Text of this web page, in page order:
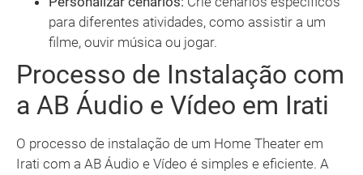
para diferentes atividades, como assistir a um
filme, ouvir música ou jogar.
Processo de Instalação com
a AB Áudio e Vídeo em Irati
O processo de instalação de um Home Theater em
Irati com a AB Áudio e Vídeo é simples e eficiente. A